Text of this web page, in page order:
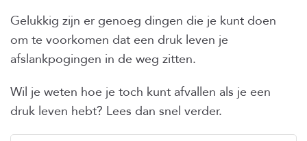
Gelukkig zijn er genoeg dingen die je kunt doen
om te voorkomen dat een druk leven je
afslankpogingen in de weg zitten.
Wil je weten hoe je toch kunt afvallen als je een
druk leven hebt? Lees dan snel verder.